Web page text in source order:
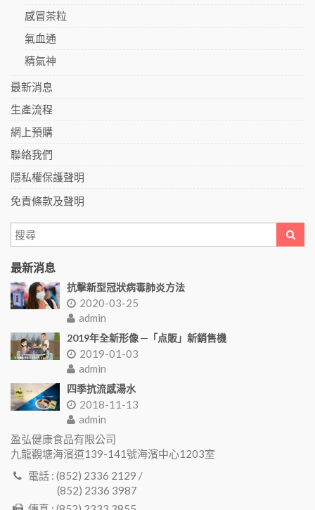
感冒茶粒
氣血通
精氣神
最新消息
生產流程
網上預購
聯絡我們
隱私權保護聲明
免責條款及聲明
最新消息
抗擊新型冠狀病毒肺炎方法
2020-03-25
admin
2019年全新形像 ─「点販」新銷售機
2019-01-03
admin
四季抗流感湯水
2018-11-13
admin
盈弘健康食品有限公司
九龍觀塘海濱道139-141號海濱中心1203室
電話 : (852) 2336 2129 /
(852) 2336 3987